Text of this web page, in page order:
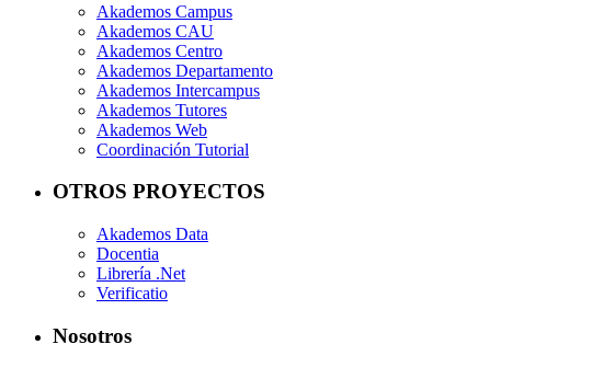
Akademos Campus
Akademos CAU
Akademos Centro
Akademos Departamento
Akademos Intercampus
Akademos Tutores
Akademos Web
Coordinación Tutorial
OTROS PROYECTOS
Akademos Data
Docentia
Librería .Net
Verificatio
Nosotros